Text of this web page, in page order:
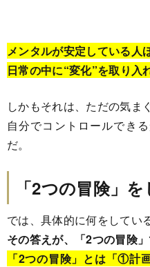
メンタルが安定している人ほ
日常の中に“変化”を取り入
しかもそれは、ただの気ま
自分でコントロールでき
だ。
「2つの冒険」を
では、具体的に何をしてい
その答えが、「2つの冒険」
「2つの冒険」とは「①計